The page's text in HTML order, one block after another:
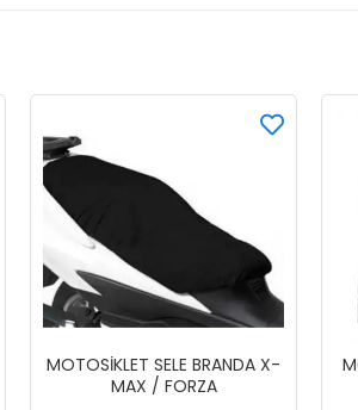
MOTOSİKLET SELE BRANDA X-
MAX / FORZA